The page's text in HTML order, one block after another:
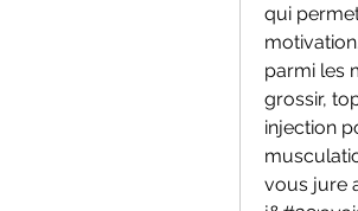
qui
parmi les
grossir,
injection
vous jure